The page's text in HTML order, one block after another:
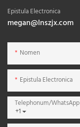
Epistula Electronica
megan@lnszjx.com
Nomen
Epistula Electronica
+1
Telephonum/WhatsApp